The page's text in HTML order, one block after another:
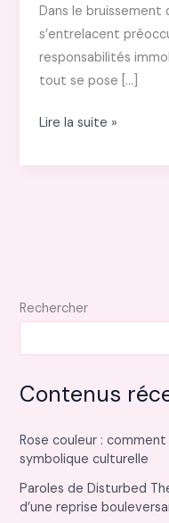
Dans le
s’entrelacent
responsabilités
tout se pose […]
Accéder
gérer
compte
Lire la suite »
Rechercher
Contenus
Rose couleur :
symbolique culturelle
Paroles de Disturbed
d’une reprise